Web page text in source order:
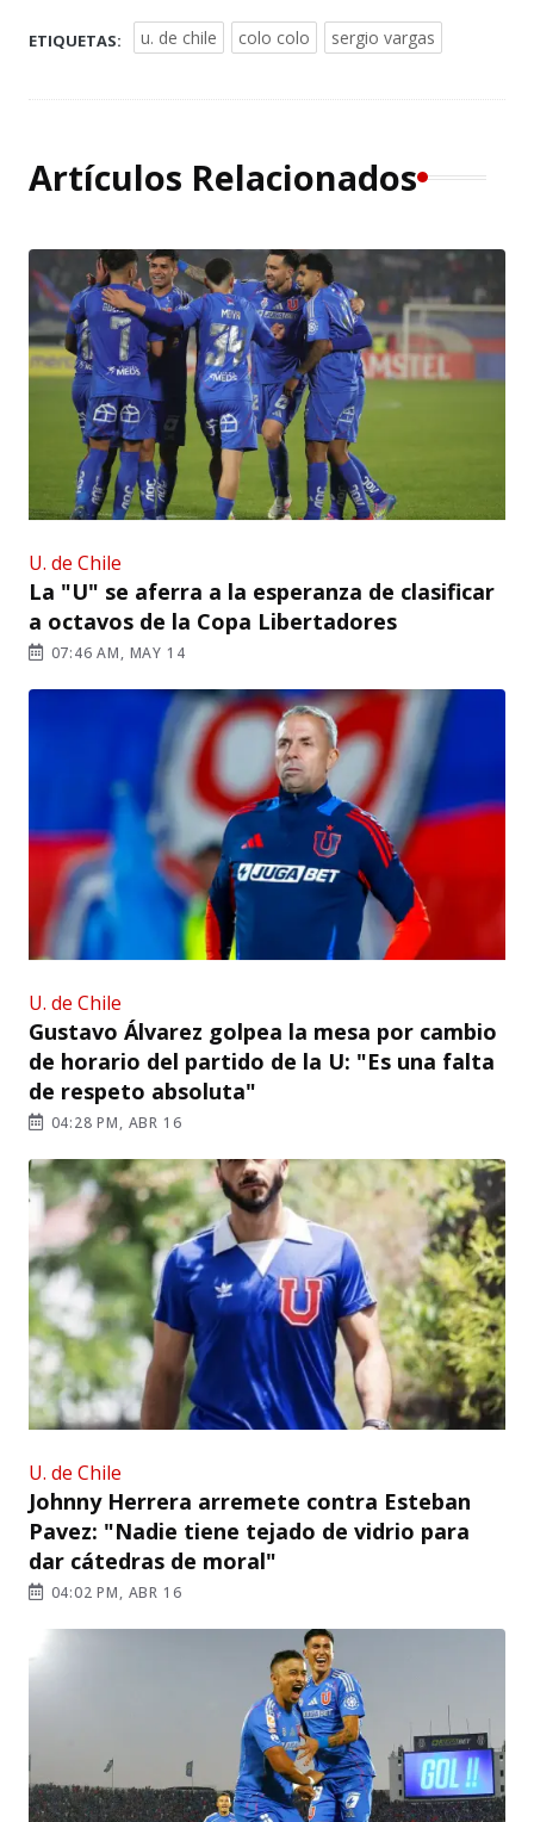
ETIQUETAS: u. de chile colo colo sergio vargas
Artículos Relacionados
U. de Chile
La "U" se aferra a la esperanza de clasificar
a octavos de la Copa Libertadores
07:46 AM, MAY 14
U. de Chile
Gustavo Álvarez golpea la mesa por cambio
de horario del partido de la U: "Es una falta
de respeto absoluta"
04:28 PM, ABR 16
U. de Chile
Johnny Herrera arremete contra Esteban
Pavez: "Nadie tiene tejado de vidrio para
dar cátedras de moral"
04:02 PM, ABR 16